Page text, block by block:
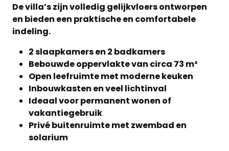
De villa’s zijn volledig gelijkvloers ontworpen
en bieden een praktische en comfortabele
indeling.
2 slaapkamers en 2 badkamers
Bebouwde oppervlakte van circa 73 m²
Open leefruimte met moderne keuken
Inbouwkasten en veel lichtinval
Ideaal voor permanent wonen of
vakantiegebruik
Privé buitenruimte met zwembad en
solarium